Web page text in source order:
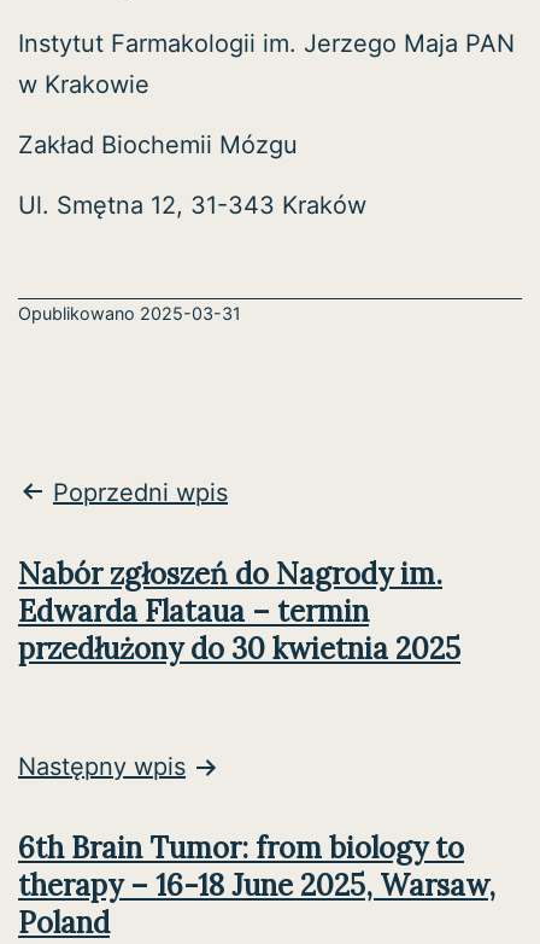
Instytut Farmakologii im. Jerzego Maja PAN
w Krakowie
Zakład Biochemii Mózgu
Ul. Smętna 12, 31-343 Kraków
Opublikowano 2025-03-31
Nawigacja
Poprzedni wpis
Nabór zgłoszeń do Nagrody im.
Edwarda Flataua – termin
przedłużony do 30 kwietnia 2025
Następny wpis
6th Brain Tumor: from biology to
therapy – 16-18 June 2025, Warsaw,
Poland